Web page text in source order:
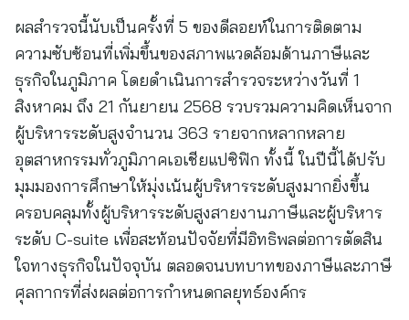
ผลสำรวจนี้นับเป็นครั้งที่ 5 ของดีลอยท์ในการติดตาม
ความซับซ้อนที่เพิ่มขึ้นของสภาพแวดล้อมด้านภาษีและ
ธุรกิจในภูมิภาค โดยดำเนินการสำรวจระหว่างวันที่ 1
สิงหาคม ถึง 21 กันยายน 2568 รวบรวมความคิดเห็นจาก
ผู้บริหารระดับสูงจำนวน 363 รายจากหลากหลาย
อุตสาหกรรมทั่วภูมิภาคเอเชียแปซิฟิก ทั้งนี้ ในปีนี้ได้ปรับ
มุมมองการศึกษาให้มุ่งเน้นผู้บริหารระดับสูงมากยิ่งขึ้น
ครอบคลุมทั้งผู้บริหารระดับสูงสายงานภาษีและผู้บริหาร
ระดับ C-suite เพื่อสะท้อนปัจจัยที่มีอิทธิพลต่อการตัดสิน
ใจทางธุรกิจในปัจจุบัน ตลอดจนบทบาทของภาษีและภาษี
ศุลกากรที่ส่งผลต่อการกำหนดกลยุทธ์องค์กร